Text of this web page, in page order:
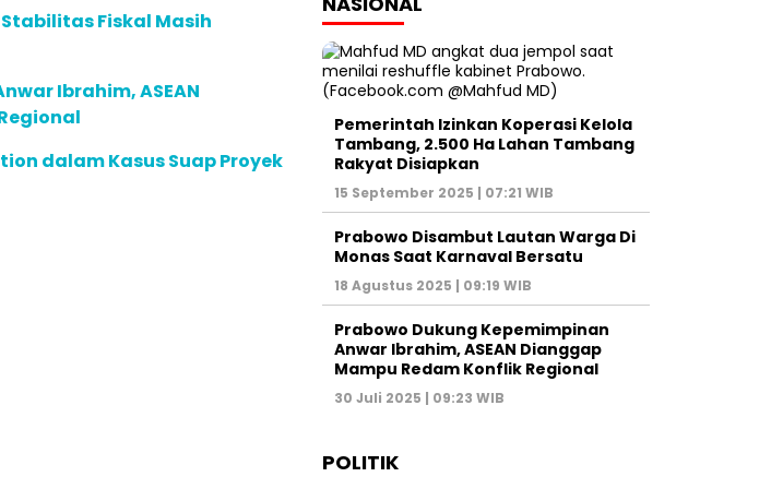
Fiskal Masih
Ibrahim, ASEAN
dalam Kasus Suap Proyek
Pemerintah Izinkan Koperasi Kelola
Tambang, 2.500 Ha Lahan Tambang
Rakyat Disiapkan
15 September 2025 | 07:21 WIB
Prabowo Disambut Lautan Warga Di
Monas Saat Karnaval Bersatu
18 Agustus 2025 | 09:19 WIB
Prabowo Dukung Kepemimpinan
Anwar Ibrahim, ASEAN Dianggap
Mampu Redam Konflik Regional
30 Juli 2025 | 09:23 WIB
POLITIK